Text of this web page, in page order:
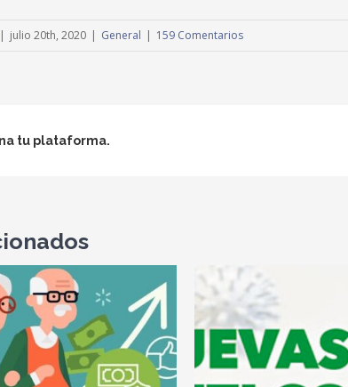
| julio 20th, 2020 | General | 159 Comentarios
tu plataforma.